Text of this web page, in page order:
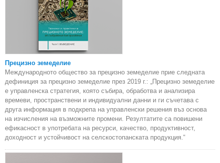
Прецизно земеделие
Международното общество за прецизно земеделие прие следната
дефиниция за прецизно земеделие през 2019 г.: „Прецизно земеделие
е управленска стратегия, която събира, обработва и анализира
времеви, пространствени и индивидуални данни и ги съчетава с
друга информация в подкрепа на управленски решения въз основа
на изчисления на възможните промени. Резултатите са повишени
ефикасност в употребата на ресурси, качество, продуктивност,
доходност и устойчивост на селскостопанската продукция.“